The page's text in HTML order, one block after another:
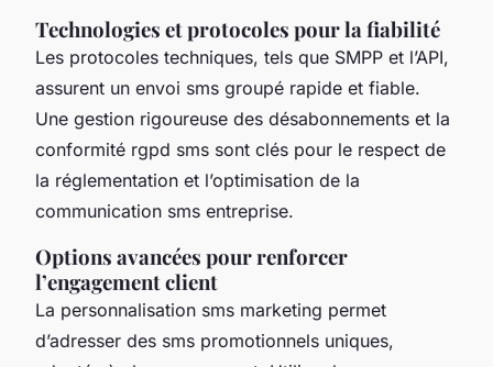
Technologies et protocoles pour la fiabilité
Les protocoles techniques, tels que SMPP et l’API,
assurent un envoi sms groupé rapide et fiable.
Une gestion rigoureuse des désabonnements et la
conformité rgpd sms sont clés pour le respect de
la réglementation et l’optimisation de la
communication sms entreprise.
Options avancées pour renforcer
l’engagement client
La personnalisation sms marketing permet
d’adresser des sms promotionnels uniques,